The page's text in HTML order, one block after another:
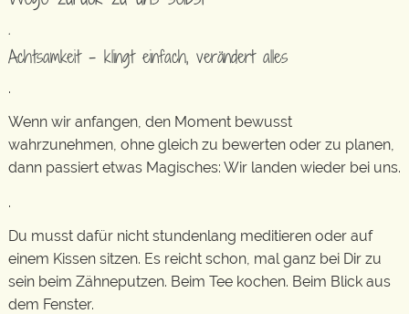
.
Achtsamkeit – klingt einfach, verändert alles
.
Wenn wir anfangen, den Moment bewusst
wahrzunehmen, ohne gleich zu bewerten oder zu planen,
dann passiert etwas Magisches: Wir landen wieder bei uns.
.
Du musst dafür nicht stundenlang meditieren oder auf
einem Kissen sitzen. Es reicht schon, mal ganz bei Dir zu
sein beim Zähneputzen. Beim Tee kochen. Beim Blick aus
dem Fenster.